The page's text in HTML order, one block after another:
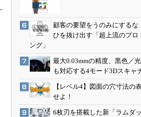
顧客の要望をうのみにする
ひを抜け出す「超上流のプロ
ング」
最大0.03mmの精度、黒色／
も対応する4モード3Dスキャ
【レベル4】図面の穴寸法の
せよ！
6枚刃を搭載した新「ラムダ